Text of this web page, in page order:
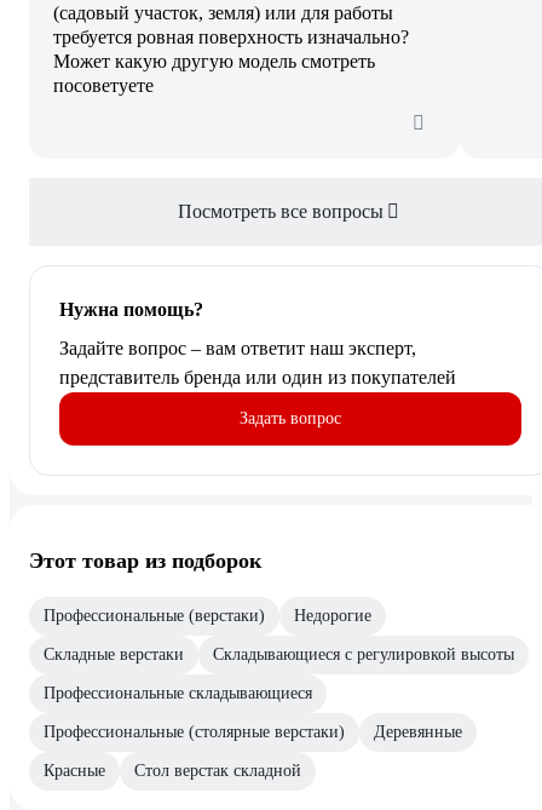
(садовый участок, земля) или для работы
требуется ровная поверхность изначально?
Может какую другую модель смотреть
посоветуете
Посмотреть все вопросы
Нужна помощь?
Задайте вопрос – вам ответит наш эксперт,
представитель бренда или один из покупателей
Задать вопрос
Этот товар из подборок
Профессиональные (верстаки) Недорогие
Складные верстаки Складывающиеся с регулировкой высоты
Профессиональные складывающиеся
Профессиональные (столярные верстаки) Деревянные
Красные Стол верстак складной